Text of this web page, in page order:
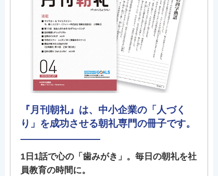
『月刊朝礼』は、中小企業の「人づく
り」を成功させる朝礼専門の冊子です。
1日1話で心の「歯みがき」。毎日の朝礼を社
員教育の時間に。